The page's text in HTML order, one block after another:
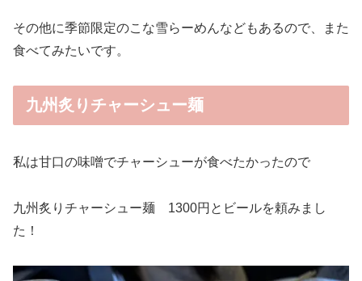
その他に季節限定のこな雪らーめんなどもあるので、また
食べてみたいです。
九州炙りチャーシュー麺
私は甘口の味噌でチャーシューが食べたかったので
九州炙りチャーシュー麺 1300円とビールを頼みまし
た！